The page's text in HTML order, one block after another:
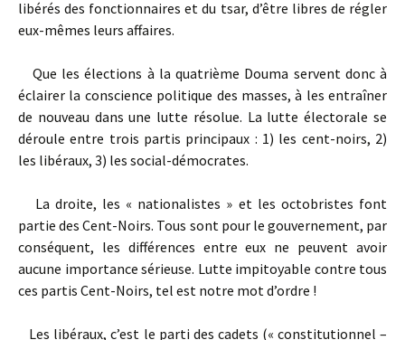
libérés des fonctionnaires et du tsar, d’être libres de régler
eux-mêmes leurs affaires.
Que les élections à la quatrième Douma servent donc à
éclairer la conscience politique des masses, à les entraîner
de nouveau dans une lutte résolue. La lutte électorale se
déroule entre trois partis principaux : 1) les cent-noirs, 2)
les libéraux, 3) les social-démocrates.
La droite, les « nationalistes » et les octobristes font
partie des Cent-Noirs. Tous sont pour le gouvernement, par
conséquent, les différences entre eux ne peuvent avoir
aucune importance sérieuse. Lutte impitoyable contre tous
ces partis Cent-Noirs, tel est notre mot d’ordre !
Les libéraux, c’est le parti des cadets (« constitutionnel –